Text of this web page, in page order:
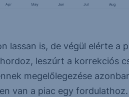
lassan is, de végül elérte a
leszúrt a korrekciós
megelőlegezése
van a piac egy fordulathoz.